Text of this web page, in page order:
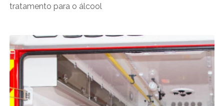
tratamento para o álcool